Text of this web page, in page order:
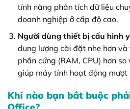
tính năng phân tích dữ liệu
doanh nghiệp ở cấp độ cao.
Người dùng thiết bị cấu hình
dung lượng cài đặt nhẹ hơn
phần cứng (RAM, CPU) hơn
giúp máy tính hoạt động mượt
Khi nào bạn bắt buộc